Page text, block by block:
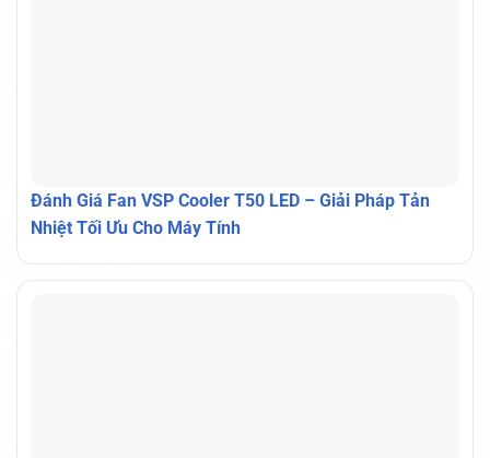
Đánh Giá Fan VSP Cooler T50 LED – Giải Pháp Tản
Nhiệt Tối Ưu Cho Máy Tính